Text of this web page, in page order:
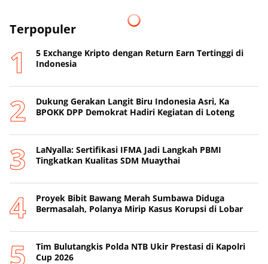
Terpopuler
5 Exchange Kripto dengan Return Earn Tertinggi di
Indonesia
Dukung Gerakan Langit Biru Indonesia Asri, Ka
BPOKK DPP Demokrat Hadiri Kegiatan di Loteng
LaNyalla: Sertifikasi IFMA Jadi Langkah PBMI
Tingkatkan Kualitas SDM Muaythai
Proyek Bibit Bawang Merah Sumbawa Diduga
Bermasalah, Polanya Mirip Kasus Korupsi di Lobar
Tim Bulutangkis Polda NTB Ukir Prestasi di Kapolri
Cup 2026